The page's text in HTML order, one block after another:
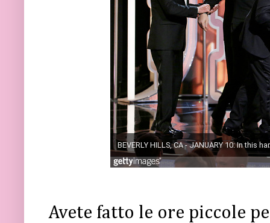
Avete fatto le ore piccole